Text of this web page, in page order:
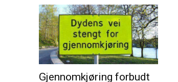
Gjennomkjøring forbudt